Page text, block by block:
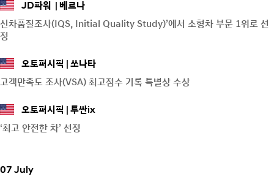
JD파워
베르나
신차품질조사(IQS, Initial Quality Study)’에서 소형차 부문 1위로 선
정
오토퍼시픽
쏘나타
고객만족도 조사(VSA) 최고점수 기록 특별상 수상
오토퍼시픽
투싼ix
‘최고 안전한 차’ 선정
07 July